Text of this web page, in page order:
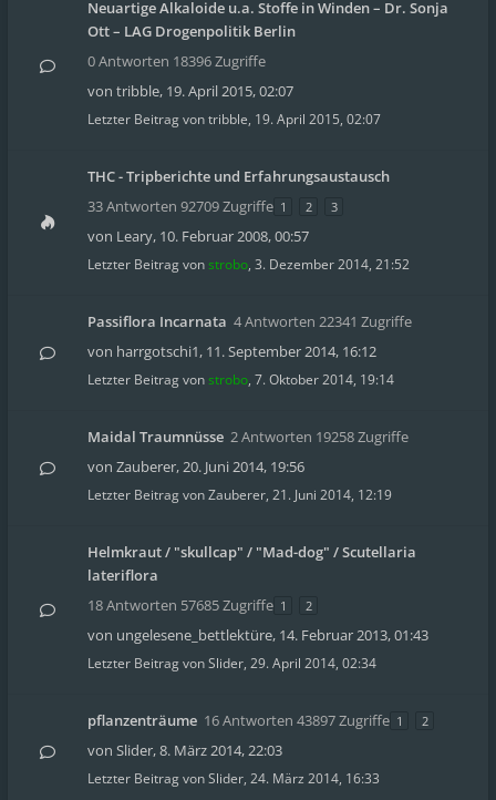
Neuartige Alkaloide u.a. Stoffe in Winden – Dr. Sonja
Ott – LAG Drogenpolitik Berlin
0 Antworten 18396 Zugriffe
von tribble, 19. April 2015, 02:07
Letzter Beitrag vontribble, 19. April 2015, 02:07
THC - Tripberichte und Erfahrungsaustausch
33 Antworten 92709 Zugriffe 1 2 3
von Leary, 10. Februar 2008, 00:57
Letzter Beitrag vonstrobo, 3. Dezember 2014, 21:52
Passiflora Incarnata 4 Antworten 22341 Zugriffe
von harrgotschi1, 11. September 2014, 16:12
Letzter Beitrag vonstrobo, 7. Oktober 2014, 19:14
Maidal Traumnüsse 2 Antworten 19258 Zugriffe
von Zauberer,20. Juni 2014, 19:56
Letzter Beitrag vonZauberer, 21. Juni 2014, 12:19
Helmkraut / "skullcap" / "Mad-dog" / Scutellaria
lateriflora
18 Antworten 57685 Zugriffe 1 2
von ungelesene_bettlektüre, 14. Februar 2013, 01:43
Letzter Beitrag vonSlider, 29. April 2014, 02:34
pflanzenträume 16 Antworten 43897 Zugriffe 1 2
von Slider,8. März 2014, 22:03
Letzter Beitrag vonSlider, 24. März 2014, 16:33